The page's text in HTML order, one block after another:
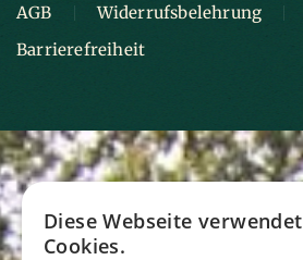
AGB
Widerrufsbelehrung
Barrierefreiheit
Diese Webseite verwendet
Cookies.